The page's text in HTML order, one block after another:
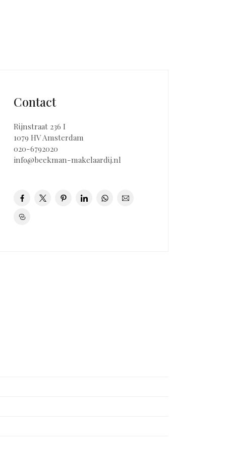
Contact
Rijnstraat 236 I
1079 HV Amsterdam
020-6792020
info@beekman-makelaardij.nl